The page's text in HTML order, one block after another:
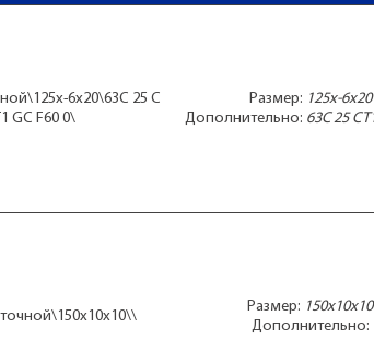
6x20\63C 25 С
Т1 GC F60 0\
Размер: 125x-6x20
Дополнительно: 63C 25
Размер: 150x10x10
Дополнительно: